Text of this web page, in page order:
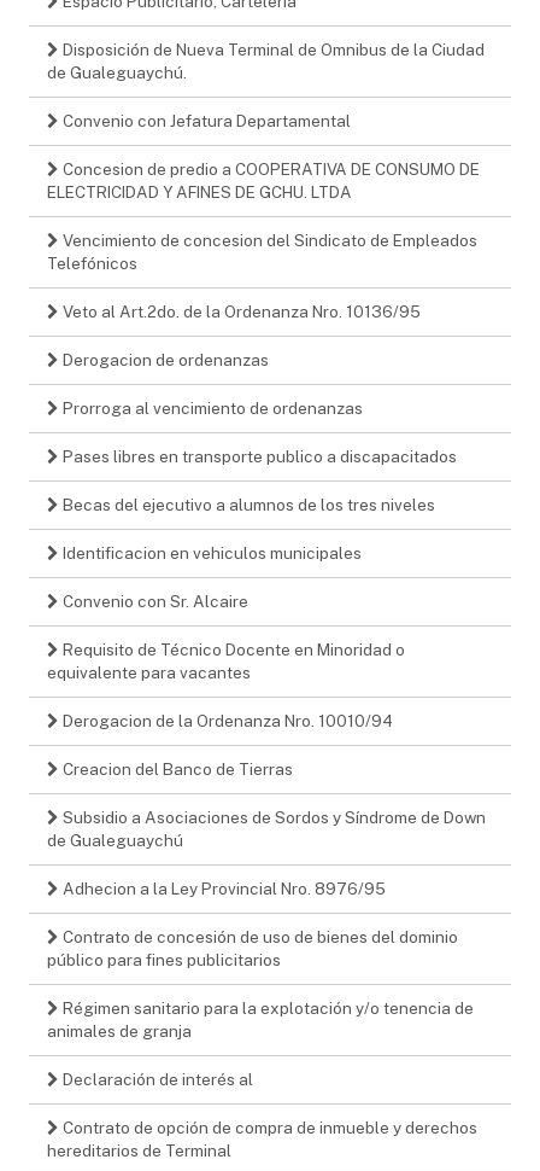
Disposición de Nueva Terminal de Omnibus de la Ciudad
de Gualeguaychú.
Convenio con Jefatura Departamental
Concesion de predio a COOPERATIVA DE CONSUMO DE
ELECTRICIDAD Y AFINES DE GCHU. LTDA
Vencimiento de concesion del Sindicato de Empleados
Telefónicos
Veto al Art.2do. de la Ordenanza Nro. 10136/95
Derogacion de ordenanzas
Prorroga al vencimiento de ordenanzas
Pases libres en transporte publico a discapacitados
Becas del ejecutivo a alumnos de los tres niveles
Identificacion en vehiculos municipales
Convenio con Sr. Alcaire
Requisito de Técnico Docente en Minoridad o
equivalente para vacantes
Derogacion de la Ordenanza Nro. 10010/94
Creacion del Banco de Tierras
Subsidio a Asociaciones de Sordos y Síndrome de Down
de Gualeguaychú
Adhecion a la Ley Provincial Nro. 8976/95
Contrato de concesión de uso de bienes del dominio
público para fines publicitarios
Régimen sanitario para la explotación y/o tenencia de
animales de granja
Declaración de interés al
Contrato de opción de compra de inmueble y derechos
hereditarios de Terminal